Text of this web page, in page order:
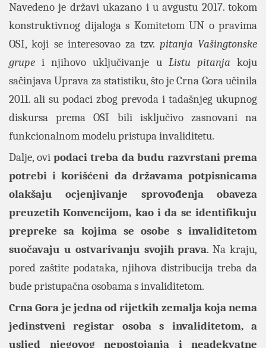
Navedeno je državi ukazano i u avgustu 2017. tokom
konstruktivnog dijaloga s Komitetom UN o pravima
OSI, koji se interesovao za tzv. pitanja Vašingtonske
grupe i njihovo uključivanje u Listu pitanjakoju
sačinjava Uprava za statistiku, što je Crna Gora učinila
2011. ali su podaci zbog prevoda i tadašnjeg ukupnog
diskursa prema OSI bili isključivo zasnovani na
funkcionalnom modelu pristupa invaliditetu.
Dalje, ovipodaci treba da budu razvrstani prema
potrebi i korišćeni da državama potpisnicama
olakšaju ocjenjivanje sprovođenja obaveza
preuzetih Konvencijom, kao i da se identifikuju
prepreke sa kojima se osobe s invaliditetom
suočavaju u ostvarivanju svojih prava. Na kraju,
pored zaštite podataka, njihova distribucija treba da
bude pristupačna osobama s invaliditetom.
Crna Gora je jedna od rijetkih zemalja koja nema
jedinstveni registar osoba s invaliditetom, a
usljed njegovog nepostojanja i neadekvatne